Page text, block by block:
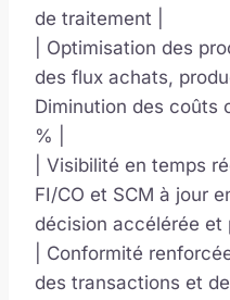
de traitement |
| Optimisation des
des flux achats,
Diminution des coûts
% |
| Visibilité en temps
FI/CO et SCM à jour
décision accélérée et
| Conformité
des transactions et